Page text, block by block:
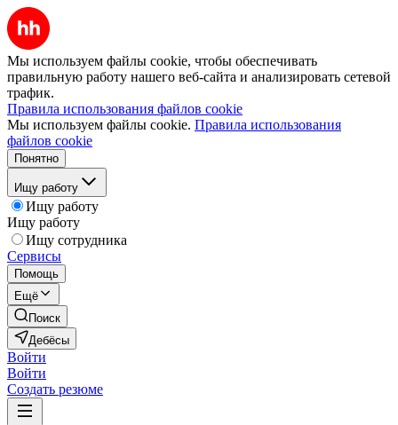
Мы используем файлы cookie, чтобы обеспечивать
правильную работу нашего веб-сайта и анализировать сетевой
трафик.
Правила использования файлов cookie
Мы используем файлы cookie. Правила использования
файлов cookie
Понятно
Ищу работу
Ищу работу
Ищу работу
Ищу сотрудника
Сервисы
Помощь
Ещё
Поиск
Дебёсы
Войти
Войти
Создать резюме